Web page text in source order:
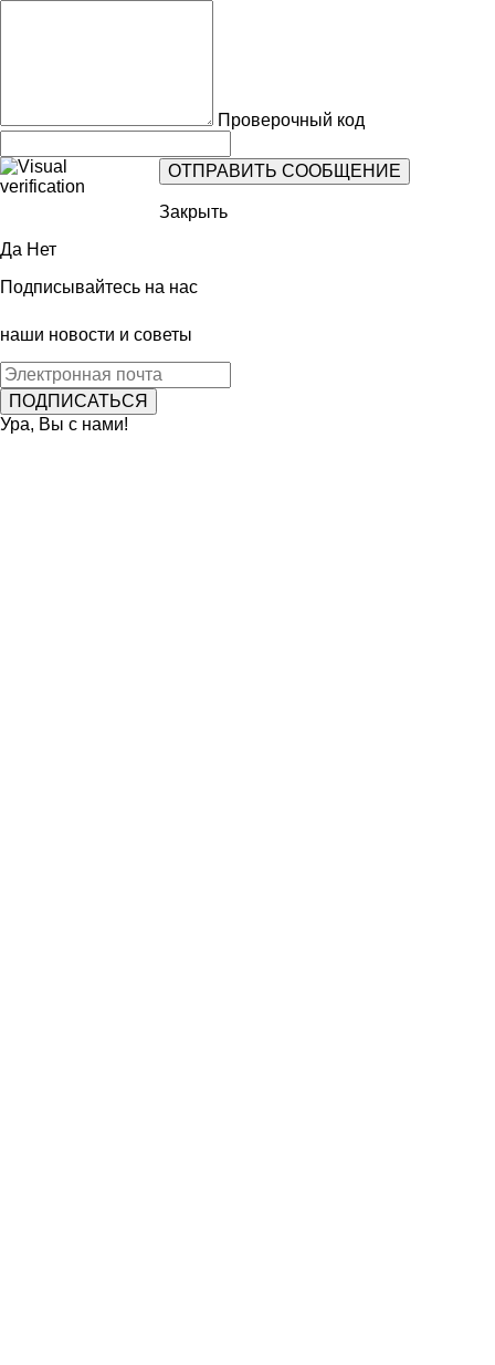
Проверочный код
Закрыть
Да Нет
Подписывайтесь на нас
наши новости и советы
Ура, Вы с нами!